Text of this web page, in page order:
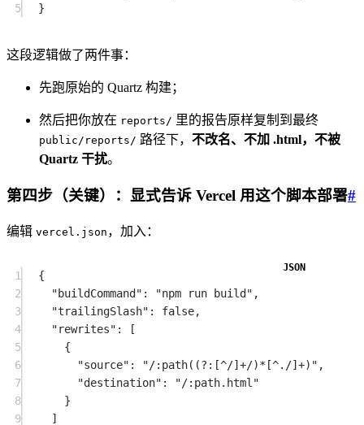
5
}
这段逻辑做了两件事：
先跑原始的 Quartz 构建；
然后把你放在 reports/ 里的报告原样复制到最终
public/reports/ 路径下， 不改名、不加 .html，不被
Quartz 干扰。
第四步（关键）：显式告诉 Vercel 用这个脚本部署#
编辑 vercel.json ，加入：
1
{
2
"buildCommand" : "npm run build" ,
3
"trailingSlash" : false,
4
"rewrites" : [
5
{
6
"source" : "/:path((?:[^/]+/)*[^./]+)" ,
7
"destination" :
"/:path.html"
8
}
9
]